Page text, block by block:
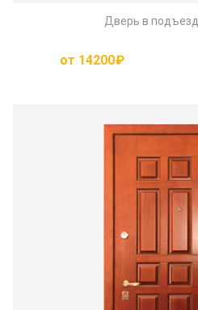
Дверь в подъезд
от 14200₽